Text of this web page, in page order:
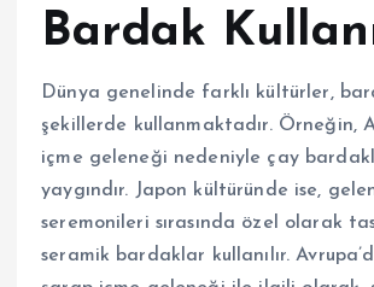
Bardak
Dünya genelinde farklı kültürler,
şekillerde kullanmaktadır. Örneğin,
içme geleneği nedeniyle çay
yaygındır. Japon kültüründe ise,
seremonileri sırasında özel olarak
seramik bardaklar kullanılır.